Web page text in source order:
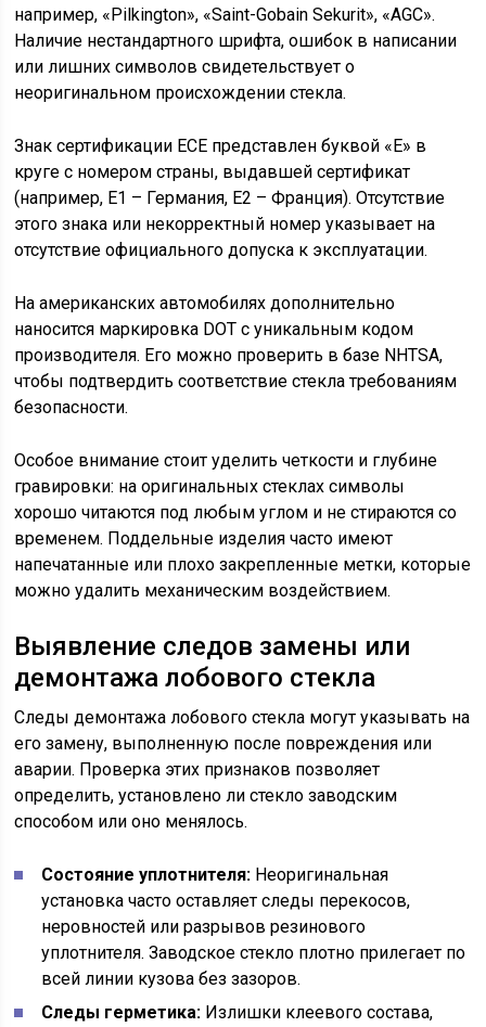
например, «Pilkington», «Saint-Gobain Sekurit», «AGC».
Наличие нестандартного шрифта, ошибок в написании
или лишних символов свидетельствует о
неоригинальном происхождении стекла.
Знак сертификации ECE представлен буквой «E» в
круге с номером страны, выдавшей сертификат
(например, E1 – Германия, E2 – Франция). Отсутствие
этого знака или некорректный номер указывает на
отсутствие официального допуска к эксплуатации.
На американских автомобилях дополнительно
наносится маркировка DOT с уникальным кодом
производителя. Его можно проверить в базе NHTSA,
чтобы подтвердить соответствие стекла требованиям
безопасности.
Особое внимание стоит уделить четкости и глубине
гравировки: на оригинальных стеклах символы
хорошо читаются под любым углом и не стираются со
временем. Поддельные изделия часто имеют
напечатанные или плохо закрепленные метки, которые
можно удалить механическим воздействием.
Выявление следов замены или
демонтажа лобового стекла
Следы демонтажа лобового стекла могут указывать на
его замену, выполненную после повреждения или
аварии. Проверка этих признаков позволяет
определить, установлено ли стекло заводским
способом или оно менялось.
Состояние уплотнителя: Неоригинальная
установка часто оставляет следы перекосов,
неровностей или разрывов резинового
уплотнителя. Заводское стекло плотно прилегает по
всей линии кузова без зазоров.
Следы герметика: Излишки клеевого состава,